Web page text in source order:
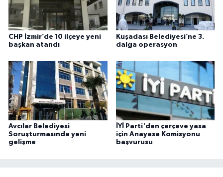
CHP İzmir’de 10 ilçeye yeni
başkan atandı
Kuşadası Belediyesi’ne 3.
dalga operasyon
Avcılar Belediyesi
Soruşturmasında yeni
gelişme
İYİ Parti'den çerçeve yasa
için Anayasa Komisyonu
başvurusu